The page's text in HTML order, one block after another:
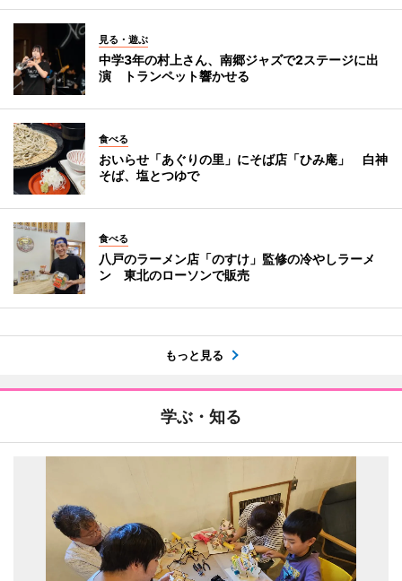
見る・遊ぶ
中学3年の村上さん、南郷ジャズで2ステージに出
演 トランペット響かせる
食べる
おいらせ「あぐりの里」にそば店「ひみ庵」 白神
そば、塩とつゆで
食べる
八戸のラーメン店「のすけ」監修の冷やしラーメ
ン 東北のローソンで販売
もっと見る
学ぶ・知る